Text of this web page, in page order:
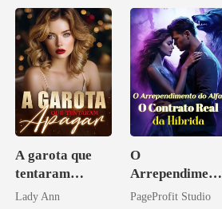
A garota que
tentaram
apagar
Lady Ann
O
Arrependiment
o do Alfa: O
PageProfit Studio